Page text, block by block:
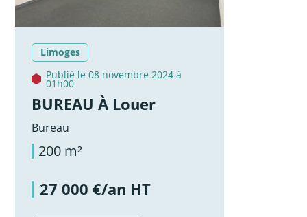
Limoges
Publié le 08 novembre 2024 à
01h00
BUREAU À Louer
Bureau
200 m²
27 000 €/an HT